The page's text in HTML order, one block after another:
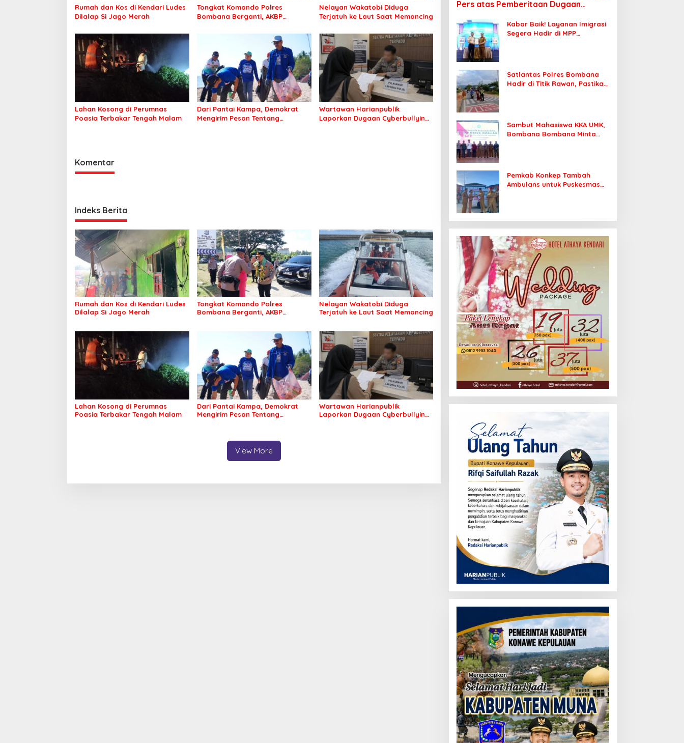
Rumah dan Kos di Kendari Ludes
Dilalap Si Jago Merah
Tongkat Komando Polres
Bombana Berganti, AKBP
Kepolisian Bombana
Nelayan Wakatobi Diduga
Terjatuh ke Laut Saat Memancing
Lahan Kosong di Perumnas
Poasia Terbakar Tengah Malam
Dari Pantai Kampa, Demokrat
Mengirim Pesan Tentang
Wartawan Harianpublik
Laporkan Dugaan Cyberbullying
Komentar
Indeks Berita
Rumah dan Kos di Kendari Ludes
Dilalap Si Jago Merah
Tongkat Komando Polres
Bombana Berganti, AKBP
Nelayan Wakatobi Diduga
Terjatuh ke Laut Saat Memancing
Lahan Kosong di Perumnas
Poasia Terbakar Tengah Malam
Dari Pantai Kampa, Demokrat
Mengirim Pesan Tentang
Wartawan Harianpublik
Laporkan Dugaan Cyberbullying
View More
Pers atas Pemberitaan Dugaan
Kabar Baik! Layanan Imigrasi
Segera Hadir di MPP
Satlantas Polres Bombana
Hadir di Titik Rawan, Pastikan
Sambut Mahasiswa KKA UMK,
Bombana Bombana Minta
Pemkab Konkep Tambah
Ambulans untuk Puskesmas